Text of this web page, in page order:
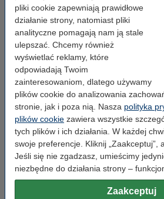
pliki cookie zapewniają prawidłowe
działanie strony, natomiast pliki
analityczne pomagają nam ją stale
ulepszać. Chcemy również
wyświetlać reklamy, które
odpowiadają Twoim
zainteresowaniom, dlatego używamy
plików cookie do analizowania
stronie, jak i poza nią. Nasza polityka
plików cookie zawiera wszystkie
tych plików i ich działania. W każdej
swoje preferencje. Kliknij „Zaakceptuj”,
Jeśli się nie zgadzasz, umieścimy
niezbędne do działania strony –
Zaakceptuj
średnica wewnętrzna rolki (gilzy). Na
zakupu arkusze etykiet, choć
Kształt etykiet
Najpopularniejsze są etykiety
uniwersalność i łatwość w stosowaniu. W
oznaczamy produkty oferowane
bardziej kreatywne kształty. Na rynku
etykiety okrągłe i eliptyczne (w tym także
płyt CD). Wszelkie inne, indywidualne
zainwestowania we własny wykrojnik.
Etykiety samoprzylepne
Etykiety samoprzylepne mogą różnić się
zastosowanego kleju. W zależności, czy